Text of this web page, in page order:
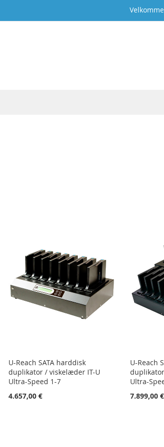
U-Reach SATA harddisk
duplikator / viskelæder IT-U
Ultra-Speed 1-7
4.657,00 €
U-Reach
Ultra-
7.899,00 €